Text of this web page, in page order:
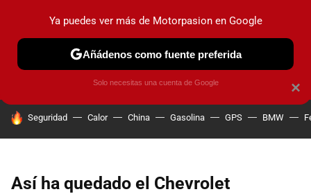
PRUEBAS COCHES ELÉCTRICOS OBSERVATORIO
HOY SE HABLA DE
Seguridad Calor China Gasolina GPS BMW
Así ha quedado el Chevrolet
×
Ya puedes ver más de Motorpasion en Google
Añádenos como fuente preferida
Solo necesitas una cuenta de Google